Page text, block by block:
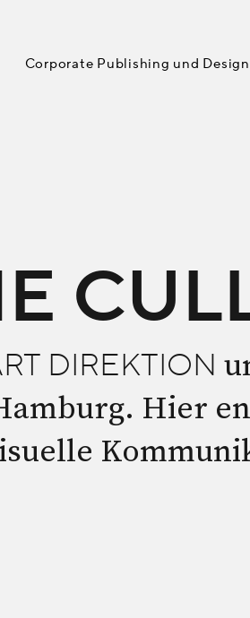
Corporate Publishing und Design
DIREKTION
Hier